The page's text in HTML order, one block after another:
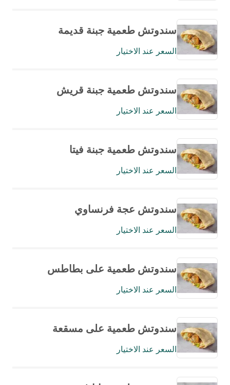
سندوتش طعمية جبنة قديمة
السعر عند الاختيار
سندوتش طعمية جبنة قريش
السعر عند الاختيار
سندوتش طعمية جبنة فيتا
السعر عند الاختيار
سندوتش عجة فرنساوي
السعر عند الاختيار
سندوتش طعمية على بطاطس
السعر عند الاختيار
سندوتش طعمية على مسقعة
السعر عند الاختيار